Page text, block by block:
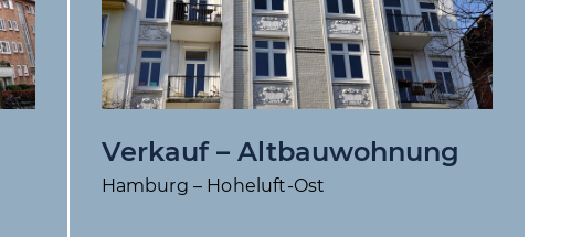
Verkauf – Altbauwohnung
Hamburg – Hoheluft-Ost